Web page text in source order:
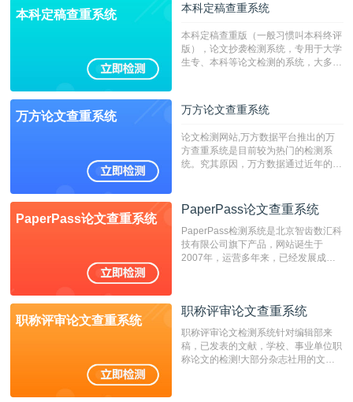
本科定稿查重系统 本科定稿查重系统
本科定稿查重版（一般习惯叫本科终评
版），论文抄袭检测系统，专用于大学
生专、本科等论文检测的系统，大多数
万方论文查重系统 万方论文查重系统
论文检测网站,万方数据平台推出的万
方查重系统是目前较为热门的检测系
统。究其原因，万方数据通过近年的发
检测系统，其真实性和权威性无可厚
非。其次，相对于知网而言，万方检测
费用少，上手容易，是学生初次论文查
重的推荐系统。
PaperPass论文查重系统
PaperPass论文查重系统
PaperPass检测系统是北京智齿数汇科
技有限公司旗下产品，网站诞生于
2007年，运营多年来，已经发展成为
检测速度快、精度高，市场反映良好。
职称评审论文查重系统
职称评审论文查重系统
职称评审论文检测系统针对编辑部来
稿，已发表的文献，学校、事业单位职
称论文的检测!大部分杂志社用的文献